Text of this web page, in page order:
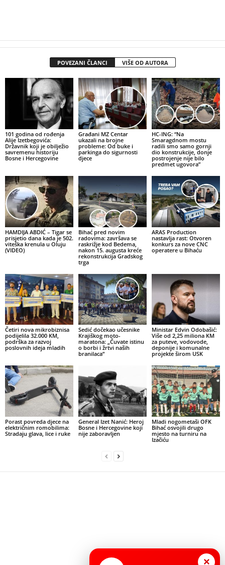
POVEZANI ČLANCI VIŠE OD AUTORA
101 godina od rođenja
Alije Izetbegovića:
Državnik koji je obilježio
savremenu historiju
Bosne i Hercegovine
Građani MZ Centar
ukazali na brojne
probleme: Od buke i
parkinga do sigurnosti
djece
HC-ING: “Na
Smaragdnom mostu
radili smo samo gornji
dio konstrukcije, donje
postrojenje nije bilo
predmet ugovora”
HAMDIJA ABDIĆ – Tigar se
prisjetio dana kada je 502.
viteška krenula u Oluju
(VIDEO)
Bihać pred novim
radovima: završava se
raskrižje kod Bedema,
nakon 15. augusta kreće
rekonstrukcija Gradskog
trga
ARAS Production
nastavlja rast: Otvoren
konkurs za nove CNC
operatere u Bihaću
Četiri nova mikrobiznisa
podijelila 32.000 KM,
podrška za razvoj
poslovnih ideja mladih
Sedić dočekao učesnike
Krajiškog moto-
maratona: „Čuvate istinu
o borbi i žrtvi naših
branilaca“
Ministar Edvin Odobašić:
Više od 2,25 miliona KM
za puteve, vodovode,
deponije i komunalne
projekte širom USK
Porast povreda djece na
električnim romobilima:
Stradaju glava, lice i ruke
General Izet Nanić: Heroj
Bosne i Hercegovine koji
nije zaboravljen
Mladi nogometaši OFK
Bihać osvojili drugo
mjesto na turniru na
Izačiću
×